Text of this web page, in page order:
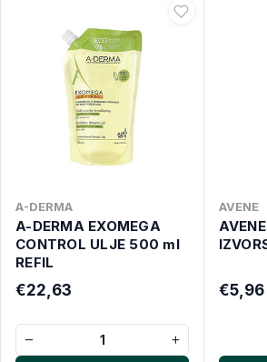
A-DERMA
A-DERMA EXOMEGA
CONTROL ULJE 500 ml
REFIL
€22,63
− +
AVENE
€5,96